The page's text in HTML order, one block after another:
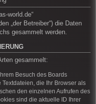
world.de“
„der Betreiber“) die Daten
gesammelt werden.
gesammelt:
Besuch des Boards
die Ihr Browser als
den einzelnen Aufrufen des
sind die aktuelle ID Ihrer